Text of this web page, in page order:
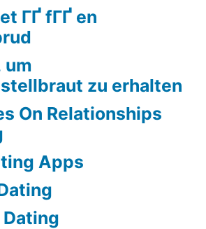
ГҐ fГҐ en
um
zu erhalten
On Relationships
Apps